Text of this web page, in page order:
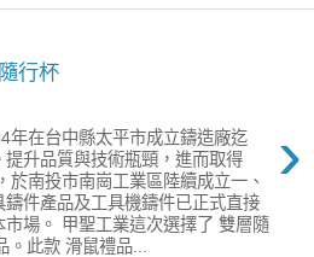
行杯
›
年在台中縣太平市成立鑄造廠迄
提升品質與技術瓶頸，進而取得
於南投市南崗工業區陸續成立一、
鑄件產品及工具機鑄件已正式直接
市場。 甲聖工業這次選擇了 雙層隨
此款 滑鼠禮品...